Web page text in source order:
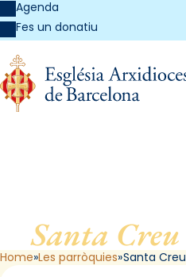
Agenda
Fes un donatiu
Santa Creu
Home Les parròquies Santa Creu